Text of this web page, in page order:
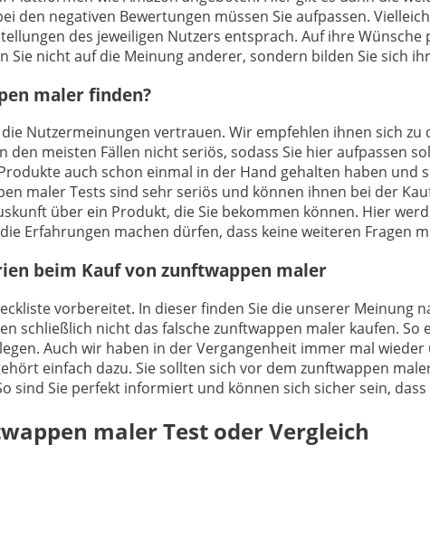
den negativen Bewertungen müssen Sie aufpassen.
des jeweiligen Nutzers entsprach. Auf ihre
Sie nicht auf die Meinung anderer, sondern bilden Sie sich
maler finden?
Nutzermeinungen vertrauen. Wir empfehlen ihnen sich
den meisten Fällen nicht seriös, sodass Sie hier aufpassen
auch schon einmal in der Hand gehalten haben
maler Tests sind sehr seriös und können ihnen bei der
über ein Produkt, die Sie bekommen können. Hier
Erfahrungen machen dürfen, dass keine weiteren Fragen
beim Kauf von zunftwappen maler
vorbereitet. In dieser finden Sie die unserer
schließlich nicht das falsche zunftwappen maler kaufen.
Auch wir haben in der Vergangenheit immer mal
einfach dazu. Sie sollten sich vor dem zunftwappen
sind Sie perfekt informiert und können sich sicher sein,
malerTest oder Vergleich